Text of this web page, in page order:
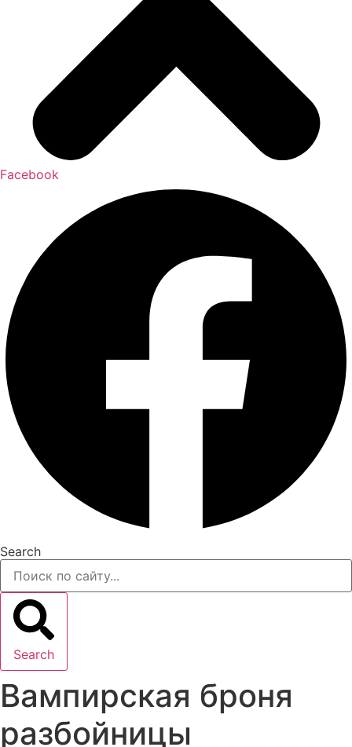
Facebook
Search
Search
Вампирская броня
разбойницы